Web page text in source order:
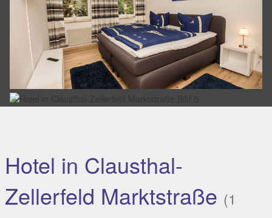
Hotel in Clausthal-
Zellerfeld Marktstraße (1